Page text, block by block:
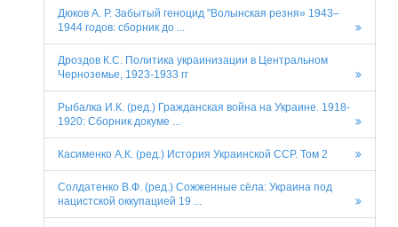
Дюков А. Р. Забытый геноцид "Волынская резня» 1943–
1944 годов: сборник до ...
Дроздов К.С. Политика украинизации в Центральном
Черноземье, 1923-1933 гг
Рыбалка И.К. (ред.) Гражданская война на Украине. 1918-
1920: Сборник докуме ...
Касименко А.К. (ред.) История Украинской ССР. Том 2
Солдатенко В.Ф. (ред.) Сожженные сёла: Украина под
нацистской оккупацией 19 ...